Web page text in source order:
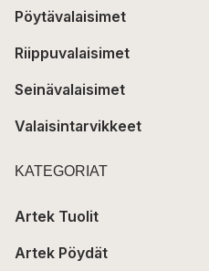
Pöytävalaisimet
Riippuvalaisimet
Seinävalaisimet
Valaisintarvikkeet
KATEGORIAT
Artek Tuolit
Artek Pöydät